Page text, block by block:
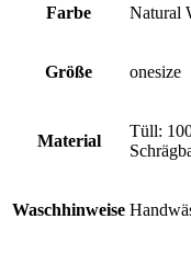
Farbe Natural
Größe onesize
Material
Tüll:
Waschhinweise